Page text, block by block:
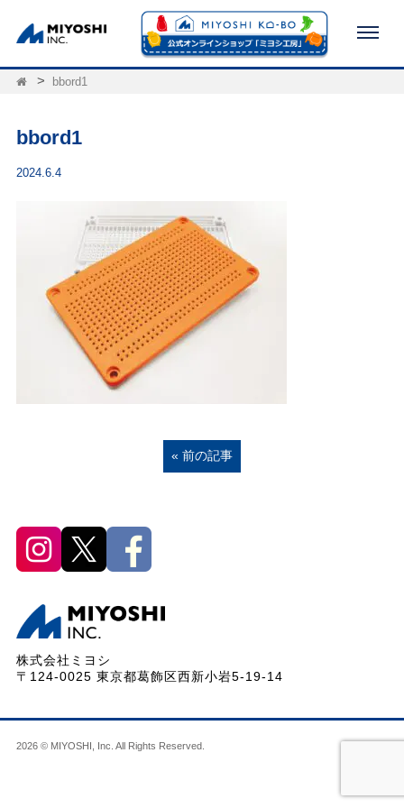
bbord1
bbord1
2024.6.4
« 前の記事
株式会社ミヨシ
〒124-0025 東京都葛飾区西新小岩5-19-14
2026 © MIYOSHI, Inc. All Rights Reserved.